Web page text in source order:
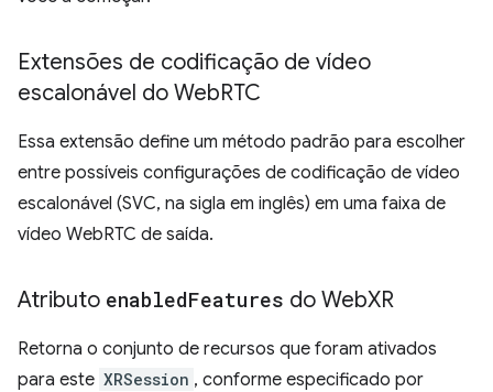
Extensões de codificação de vídeo
escalonável do WebRTC
Essa extensão define um método padrão para escolher
entre possíveis configurações de codificação de vídeo
escalonável (SVC, na sigla em inglês) em uma faixa de
vídeo WebRTC de saída.
Atributo enabledFeatures do WebXR
Retorna o conjunto de recursos que foram ativados
para este XRSession , conforme especificado por